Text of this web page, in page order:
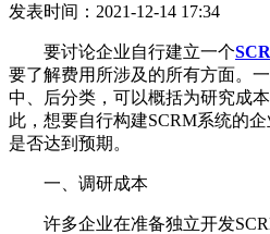
发表时间：2021-12-14 17:34
要讨论企业自行建立一个
要了解费用所涉及的所有方面。
中、后分类，可以概括为研究成
此，想要自行构建SCRM系统的
是否达到预期。
一、调研成本
许多企业在准备独立开发